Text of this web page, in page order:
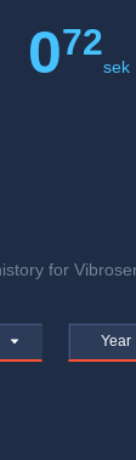
072
sek
for
Year